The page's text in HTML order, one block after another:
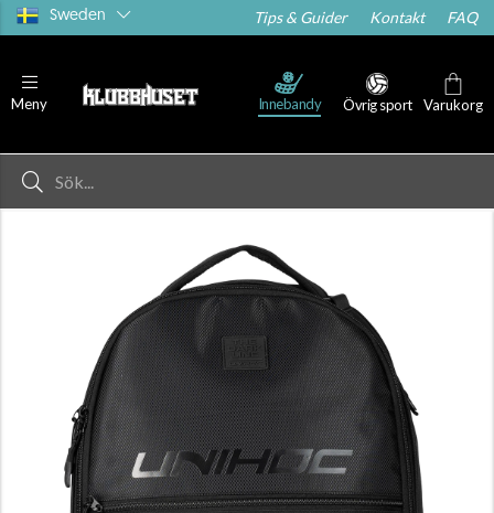
Sweden Tips & Guider Kontakt FAQ
Meny Innebandy Övrig sport Varukorg